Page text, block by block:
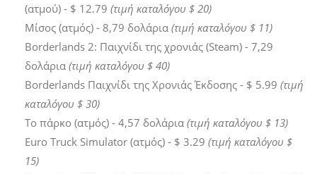
(ατμού) - $ 12.79 (τιμή καταλόγου $ 20)
Μίσος (ατμός) - 8,79 δολάρια (τιμή καταλόγου $ 11)
Borderlands 2: Παιχνίδι της χρονιάς (Steam) - 7,29
δολάρια (τιμή καταλόγου $ 40)
Borderlands Παιχνίδι της Χρονιάς Έκδοσης - $ 5.99 (τιμή
καταλόγου $ 30)
Το πάρκο (ατμός) - 4,57 δολάρια (τιμή καταλόγου $ 13)
Euro Truck Simulator (ατμός) - $ 3.29 (τιμή καταλόγου $
15)